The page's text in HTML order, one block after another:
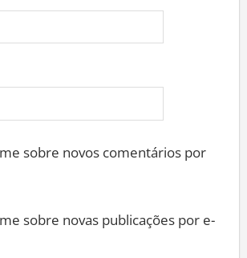
sobre novos comentários por
sobre novas publicações por e-